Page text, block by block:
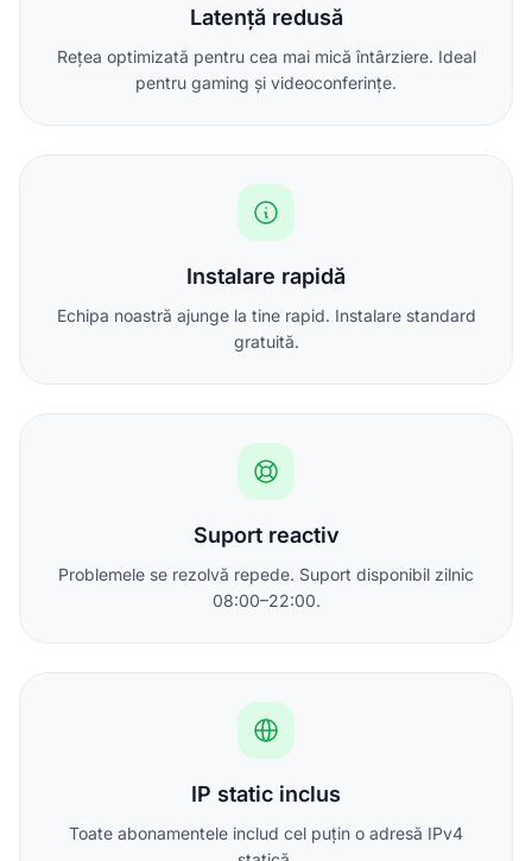
Latență redusă
Rețea optimizată pentru cea mai mică întârziere. Ideal
pentru gaming și videoconferințe.
Instalare rapidă
Echipa noastră ajunge la tine rapid. Instalare standard
gratuită.
Suport reactiv
Problemele se rezolvă repede. Suport disponibil zilnic
08:00–22:00.
IP static inclus
Toate abonamentele includ cel puțin o adresă IPv4